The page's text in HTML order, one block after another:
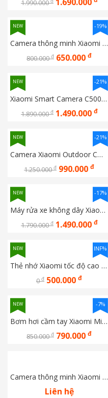
1.990.000
Camera thông minh Xiaomi C100 EU Bản quốc tế - Hàng chính hãng DGW - Cảnh báo trẻ em khóc
800.000đ 650.000 đ
-19%
NEW
Xiaomi Smart Camera C500 Dual, Bản quốc tế Hàng chính hãng DGW bảo hành 12 tháng
1.890.000đ 1.490.000 đ
-21%
NEW
Camera Xiaomi Outdoor CW300 EU Ngoài trời Bản quốc tế chính hãng DGW
1.250.000đ 990.000 đ
-21%
NEW
Máy rửa xe không dây Xiaomi Mijia gen 2 MJXCJ002QW
1.790.000đ 1.490.000 đ
-17%
NEW
Thẻ nhớ Xiaomi tốc độ cao 64GB
0đ 500.000 đ
INF%
NEW
Bơm hơi cầm tay Xiaomi Mijia Gen 2 MJCQB06QW
850.000đ 790.000 đ
-7%
NEW
Camera thông minh Xiaomi C400 2.5K - Bảo hành chính hãng 12 tháng Digiword
Liên hệ